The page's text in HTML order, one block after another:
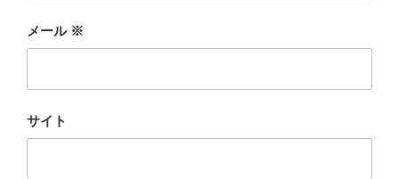
メール ※
サイト